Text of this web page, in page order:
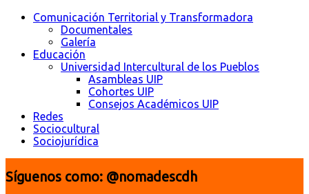
Comunicación Territorial y Transformadora
Documentales
Galería
Educación
Universidad Intercultural de los Pueblos
Asambleas UIP
Cohortes UIP
Consejos Académicos UIP
Redes
Sociocultural
Sociojurídica
Síguenos como: @nomadescdh